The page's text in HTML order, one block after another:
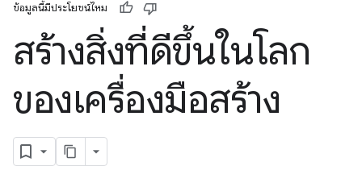
ข้อมูลนี้มีประโยชน์ไหม
สร้างสิ่งที่ดีขึ้นในโลก
ของเครื่องมือสร้าง